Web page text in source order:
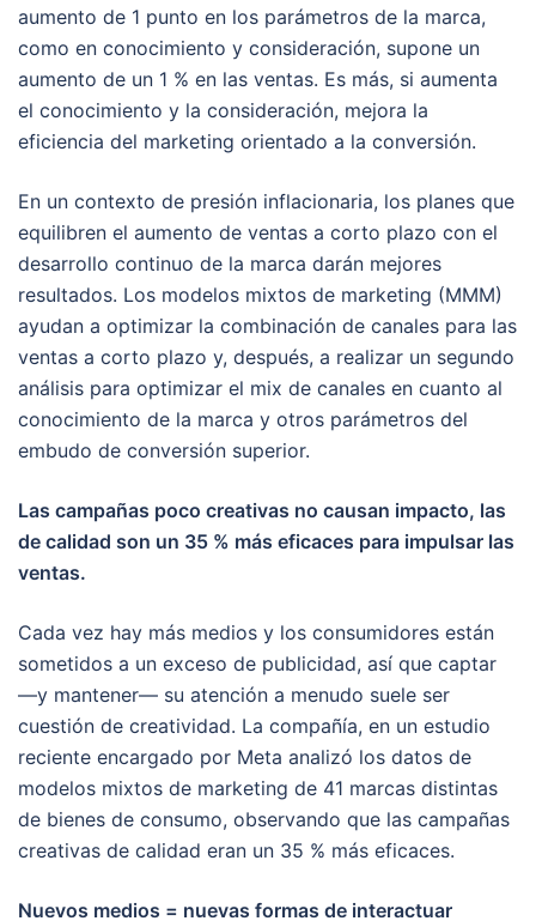
aumento de 1 punto en los parámetros de la marca,
como en conocimiento y consideración, supone un
aumento de un 1 % en las ventas. Es más, si aumenta
el conocimiento y la consideración, mejora la
eficiencia del marketing orientado a la conversión.
En un contexto de presión inflacionaria, los planes que
equilibren el aumento de ventas a corto plazo con el
desarrollo continuo de la marca darán mejores
resultados. Los modelos mixtos de marketing (MMM)
ayudan a optimizar la combinación de canales para las
ventas a corto plazo y, después, a realizar un segundo
análisis para optimizar el mix de canales en cuanto al
conocimiento de la marca y otros parámetros del
embudo de conversión superior.
Las campañas poco creativas no causan impacto, las
de calidad son un 35 % más eficaces para impulsar las
ventas.
Cada vez hay más medios y los consumidores están
sometidos a un exceso de publicidad, así que captar
—y mantener— su atención a menudo suele ser
cuestión de creatividad. La compañía, en un estudio
reciente encargado por Meta analizó los datos de
modelos mixtos de marketing de 41 marcas distintas
de bienes de consumo, observando que las campañas
creativas de calidad eran un 35 % más eficaces.
Nuevos medios = nuevas formas de interactuar